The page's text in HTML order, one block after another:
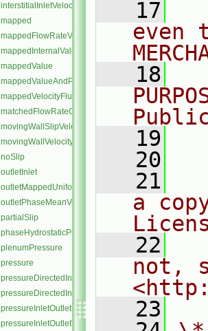
interstitialInletVelocity
mapped
mappedFlowRateVelocity
mappedInternalValue
mappedValue
mappedValueAndPatchInternalValue
mappedVelocityFlux
matchedFlowRateOutletVelocity
movingWallSlipVelocity
movingWallVelocity
noSlip
outletInlet
outletMappedUniformInlet
outletPhaseMeanVelocity
partialSlip
phaseHydrostaticPressure
plenumPressure
pressure
pressureDirectedInletOutletVelocity
pressureDirectedInletVelocity
pressureInletOutletParSlipVelocity
pressureInletOutletVelocity
   17
even
   18
   19
   20
   21
a
   22
not,
   23